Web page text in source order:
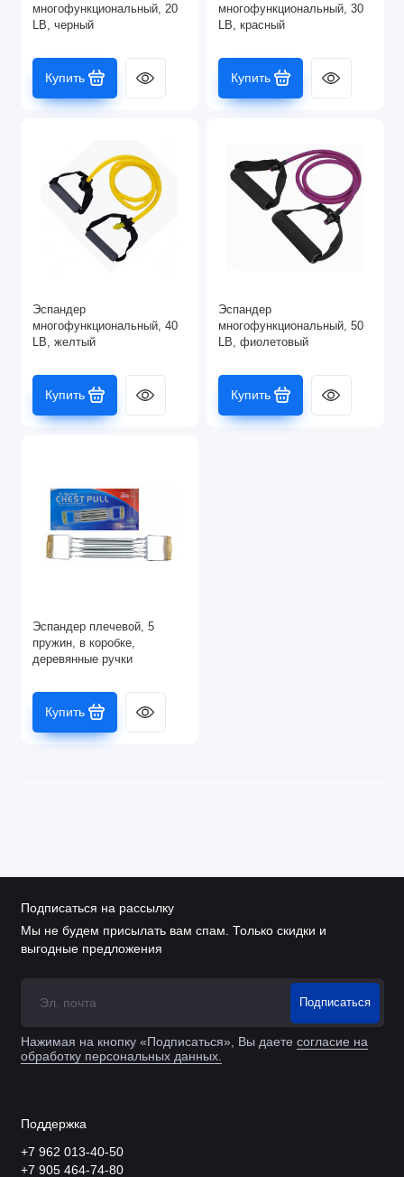
многофункциональный, 20
LB, черный
Купить
многофункциональный, 30
LB, красный
Купить
Эспандер
многофункциональный, 40
LB, желтый
Купить
Эспандер
многофункциональный, 50
LB, фиолетовый
Купить
Эспандер плечевой, 5
пружин, в коробке,
деревянные ручки
Купить
Подписаться на рассылку
Мы не будем присылать вам спам. Только скидки и
выгодные предложения
Подписаться
Нажимая на кнопку «Подписаться», Вы даете согласие на
обработку персональных данных.
Поддержка
+7 962 013-40-50
+7 905 464-74-80